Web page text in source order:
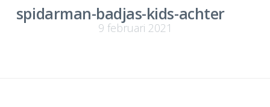
spidarman-badjas-kids-achter
9 februari 2021